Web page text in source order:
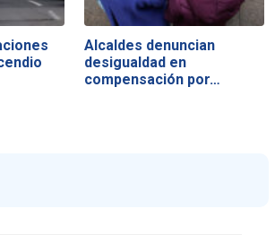
Alcaldes denuncian
desigualdad en
compensación por…